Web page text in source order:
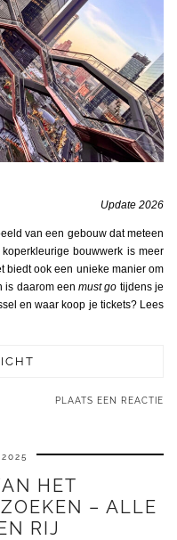
Update 2026
van een gebouw dat meteen
bouwwerk is meer
biedt ook een unieke manier om
is daarom eenmust go tijdens je
en waar koop je tickets? Lees
PLAATS EEN REACTIE
HET
– ALLE
RIJ